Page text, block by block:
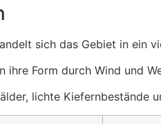
sich das Gebiet in ein
ihre Form durch Wind und
lichte Kiefernbestände